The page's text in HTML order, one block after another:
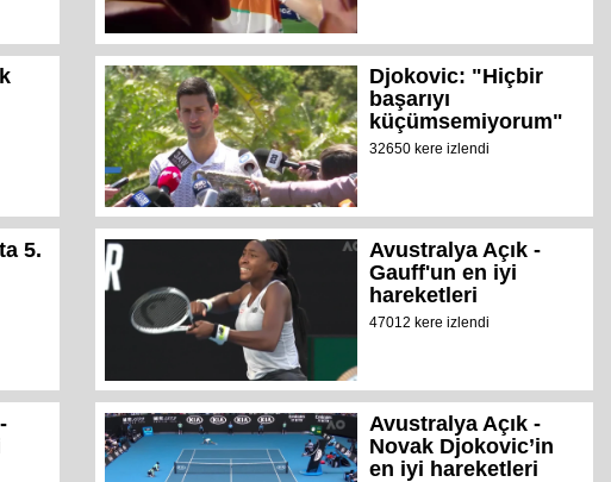
Djokovic: "Hiçbir
başarıyı
küçümsemiyorum"
32650 kere izlendi
5.
Avustralya Açık -
Gauff'un en iyi
hareketleri
47012 kere izlendi
Avustralya Açık -
Novak Djokovic’in
en iyi hareketleri